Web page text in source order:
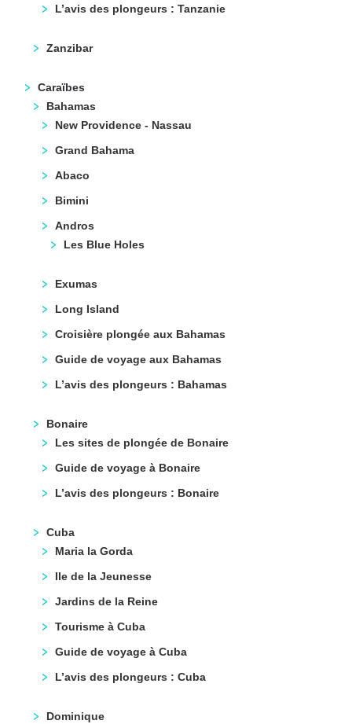
L’avis des plongeurs : Tanzanie
Zanzibar
Caraïbes
Bahamas
New Providence - Nassau
Grand Bahama
Abaco
Bimini
Andros
Les Blue Holes
Exumas
Long Island
Croisière plongée aux Bahamas
Guide de voyage aux Bahamas
L’avis des plongeurs : Bahamas
Bonaire
Les sites de plongée de Bonaire
Guide de voyage à Bonaire
L’avis des plongeurs : Bonaire
Cuba
Maria la Gorda
Ile de la Jeunesse
Jardins de la Reine
Tourisme à Cuba
Guide de voyage à Cuba
L’avis des plongeurs : Cuba
Dominique